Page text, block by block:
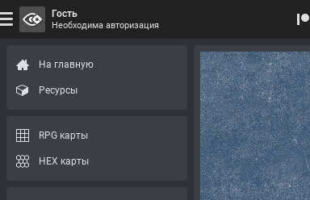
На главную
Ресурсы
RPG карты
HEX карты
Гость
Необходима авторизация